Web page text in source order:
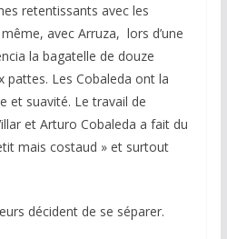
retentissants avec les
avec Arruza, lors d’une
la bagatelle de douze
pattes. Les Cobaleda ont la
et suavité. Le travail de
et Arturo Cobaleda a fait du
mais costaud » et surtout
décident de se séparer.